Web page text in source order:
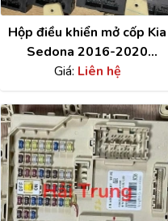
Hộp điều khiển mở cốp Kia
Sedona 2016-2020
95470A9100
Giá: Liên hệ